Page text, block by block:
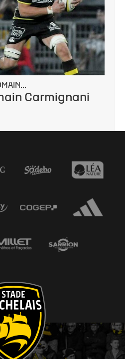
Carmignani